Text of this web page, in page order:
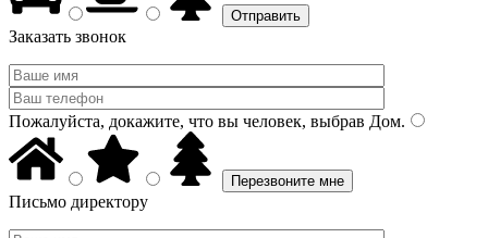
Заказать звонок
Пожалуйста, докажите, что вы человек, выбрав Дом.
Письмо директору